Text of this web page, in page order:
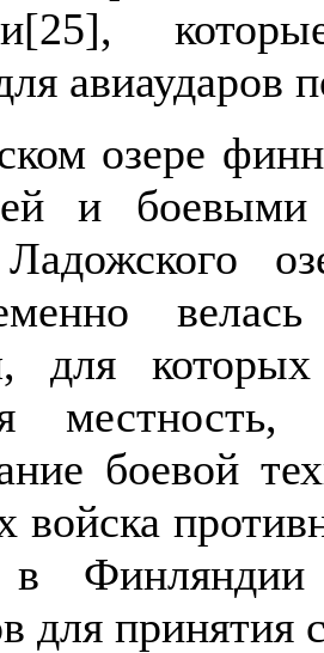
озере
и
Ладожского
для
боевой
войска
Финляндии
для принятия